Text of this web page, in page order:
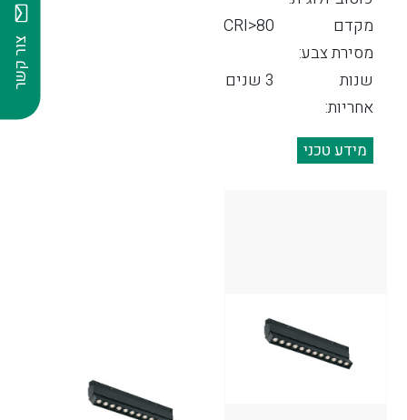
צור קשר
מקדם
מסירת צבע:
CRI>80
שנות
אחריות:
3 שנים
מידע טכני